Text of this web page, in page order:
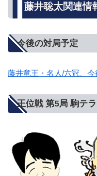
藤井聡太関連情
今後の対局予定
藤井竜王・名人/六冠、
王位戦 第5局 駒テ